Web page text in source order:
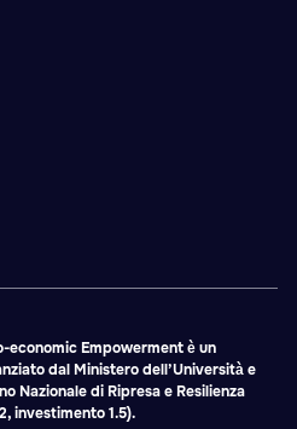
economic Empowerment è un
dal Ministero dell’Università e
Nazionale di Ripresa e Resilienza
investimento 1.5).